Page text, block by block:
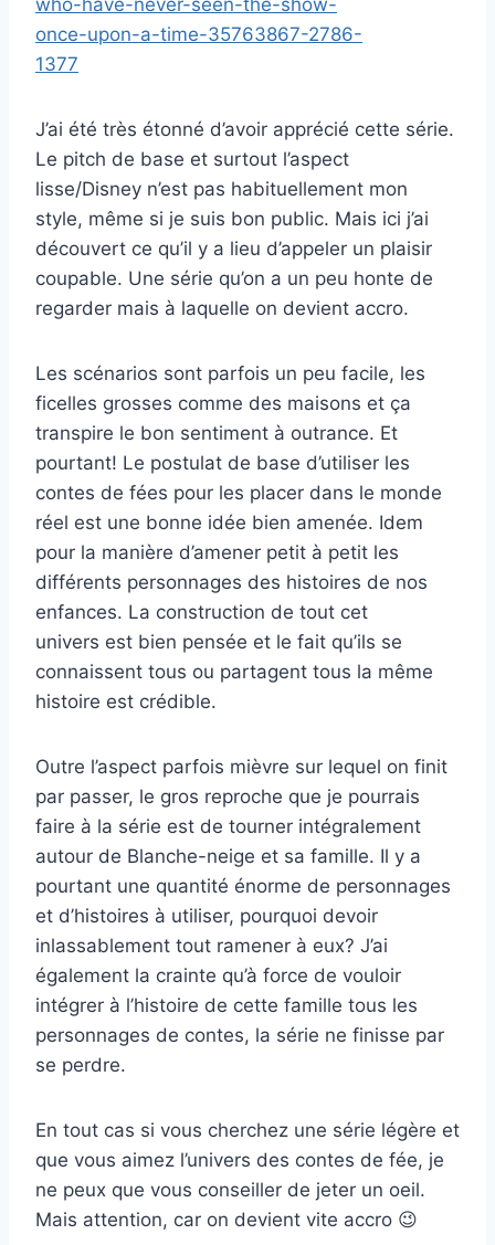
J’ai été très étonné d’avoir apprécié cette série.
Le pitch de base et surtout l’aspect
lisse/Disney n’est pas habituellement mon
style, même si je suis bon public. Mais ici j’ai
découvert ce qu’il y a lieu d’appeler un plaisir
coupable. Une série qu’on a un peu honte de
regarder mais à laquelle on devient accro.
Les scénarios sont parfois un peu facile, les
ficelles grosses comme des maisons et ça
transpire le bon sentiment à outrance. Et
pourtant! Le postulat de base d’utiliser les
contes de fées pour les placer dans le monde
réel est une bonne idée bien amenée. Idem
pour la manière d’amener petit à petit les
différents personnages des histoires de nos
enfances. La construction de tout cet
univers est bien pensée et le fait qu’ils se
connaissent tous ou partagent tous la même
histoire est crédible.
Outre l’aspect parfois mièvre sur lequel on finit
par passer, le gros reproche que je pourrais
faire à la série est de tourner intégralement
autour de Blanche-neige et sa famille. Il y a
pourtant une quantité énorme de personnages
et d’histoires à utiliser, pourquoi devoir
inlassablement tout ramener à eux? J’ai
également la crainte qu’à force de vouloir
intégrer à l’histoire de cette famille tous les
personnages de contes, la série ne finisse par
se perdre.
En tout cas si vous cherchez une série légère et
que vous aimez l’univers des contes de fée, je
ne peux que vous conseiller de jeter un oeil.
Mais attention, car on devient vite accro 😉